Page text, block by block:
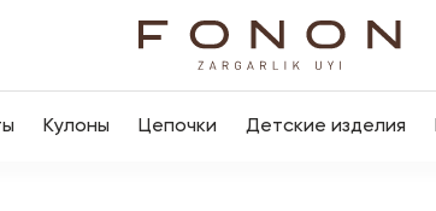
Кулоны Цепочки Детские изделия